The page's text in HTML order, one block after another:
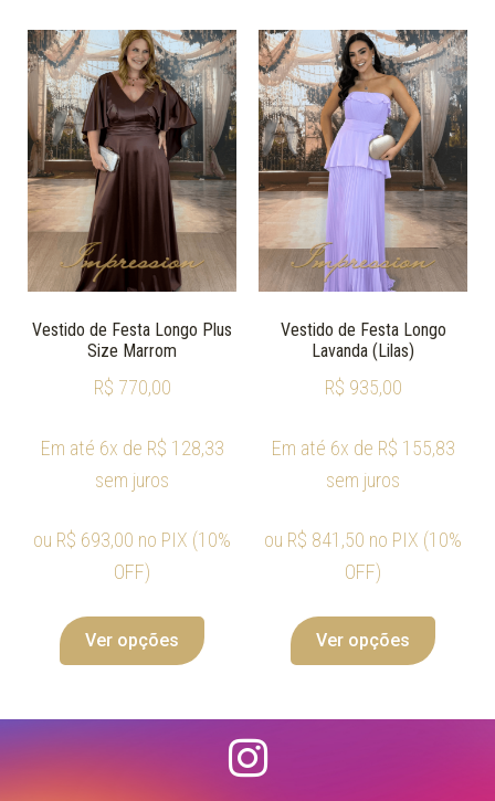
Vestido de Festa Longo Plus
Size Marrom
R$ 770,00
Em até 6x de R$ 128,33
sem juros
ou R$ 693,00 no PIX (10%
OFF)
Ver opções
Vestido de Festa Longo
Lavanda (Lilas)
R$ 935,00
Em até 6x de R$ 155,83
sem juros
ou R$ 841,50 no PIX (10%
OFF)
Ver opções